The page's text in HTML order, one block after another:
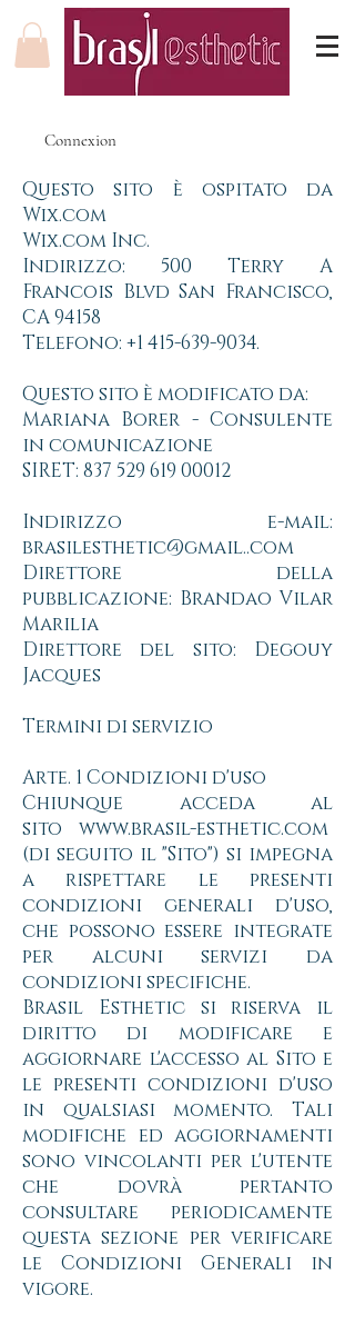
Connexion
Questo sito è ospitato da
Wix.com
Wix.com Inc.
Indirizzo: 500 Terry A
Francois Blvd San Francisco,
CA 94158
Telefono: +1 415-639-9034.
Questo sito è modificato da:
Mariana Borer - Consulente
in comunicazione
SIRET: 837 529 619 00012
Indirizzo e-mail:
brasilesthetic@gmail..com
Direttore della
pubblicazione: Brandao Vilar
Marilia
Direttore del sito: Degouy
Jacques
Termini di servizio
Arte. 1 Condizioni d'uso
Chiunque acceda al
sito www.brasil-esthetic.com
(di seguito il "Sito") si impegna
a rispettare le presenti
condizioni generali d'uso,
che possono essere integrate
per alcuni servizi da
condizioni specifiche.
Brasil Esthetic si riserva il
diritto di modificare e
aggiornare l'accesso al Sito e
le presenti condizioni d'uso
in qualsiasi momento. Tali
modifiche ed aggiornamenti
sono vincolanti per l'utente
che dovrà pertanto
consultare periodicamente
questa sezione per verificare
le Condizioni Generali in
vigore.